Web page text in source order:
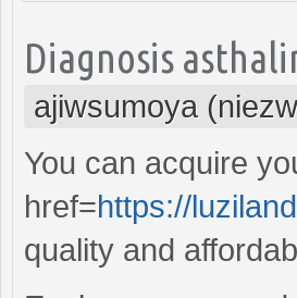
Diagnosis
ajiwsumoya
You can acquire
href=https://
quality and